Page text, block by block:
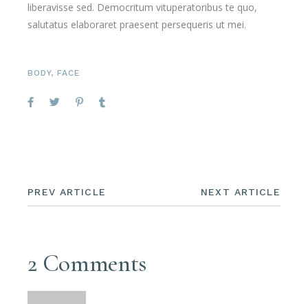
liberavisse sed. Democritum vituperatoribus te quo,
salutatus elaboraret praesent persequeris ut mei.
BODY,FACE
PREV ARTICLE NEXT ARTICLE
2 Comments